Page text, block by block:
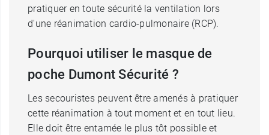
pratiquer en toute sécurité la ventilation lors
d'une réanimation cardio-pulmonaire (RCP).
Pourquoi utiliser le masque de
poche Dumont Sécurité ?
Les secouristes peuvent être amenés à pratiquer
cette réanimation à tout moment et en tout lieu.
Elle doit être entamée le plus tôt possible et